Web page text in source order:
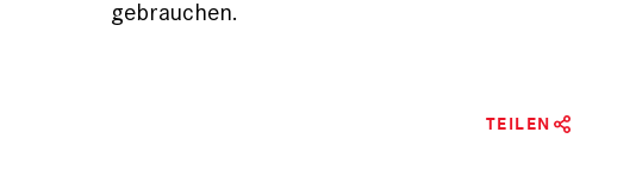
gebrauchen.
TEILEN